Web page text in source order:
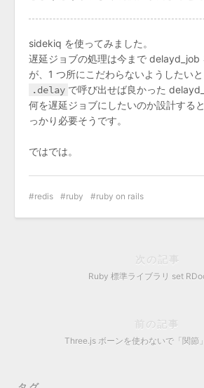
sidekiq を使ってみました。
遅延ジョブの処理は今まで delayd_job
が、1 つ所にこだわらないようしたいと
.delay で呼び出せば良かった
何を遅延ジョブにしたいのか設計する
っかり必要そうです。
ではでは。
redis ruby ruby on rails
次の記事
Ruby 標準ライブラリ set
前の記事
Three.js ボーンを使わないで「関節